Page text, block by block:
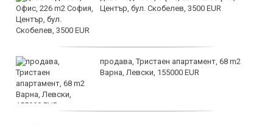
Център, бул. Скобелев, 3500 EUR
продава, Тристаен апартамент, 68 m2
Варна, Левски, 155000 EUR